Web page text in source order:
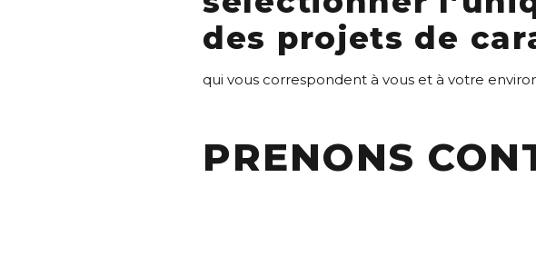
PRENONS
des projets de
qui vous correspondent à vous et à votre